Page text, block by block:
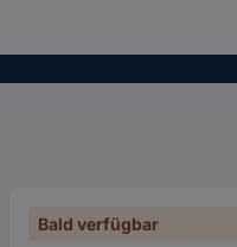
Bald verfügbar